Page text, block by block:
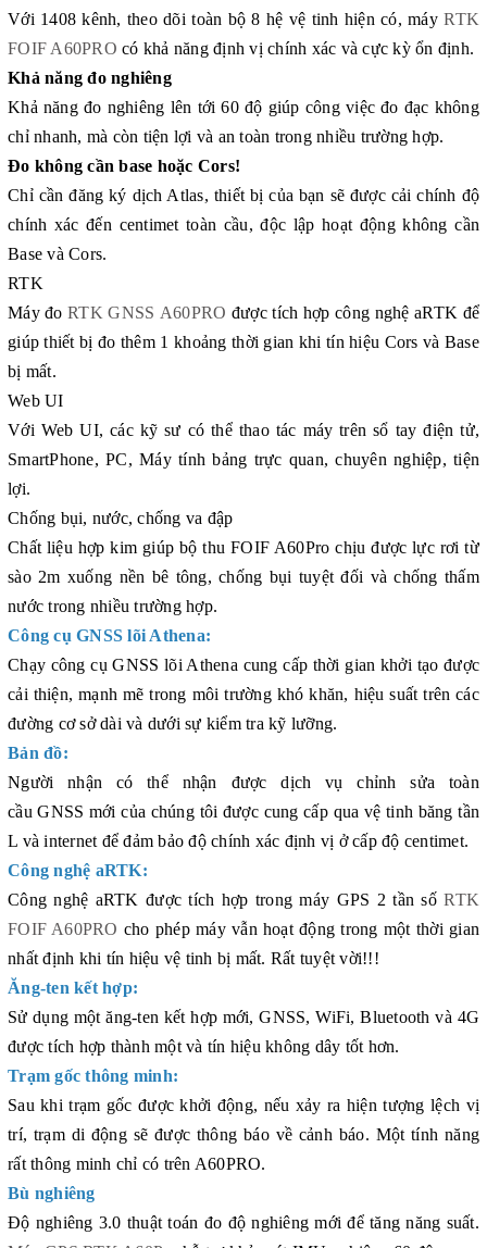
Với 1408 kênh, theo dõi toàn bộ 8 hệ vệ tinh hiện có, máyRTK
FOIF A60PRO có khả năng định vị chính xác và cực kỳ ổn định.
Khả năng đo nghiêng
Khả năng đo nghiêng lên tới 60 độ giúp công việc đo đạc không
chỉ nhanh, mà còn tiện lợi và an toàn trong nhiều trường hợp.
Đo không cần base hoặc Cors!
Chỉ cần đăng ký dịch Atlas, thiết bị của bạn sẽ được cải chính độ
chính xác đến centimet toàn cầu, độc lập hoạt động không cần
Base và Cors.
RTK
Máy đoRTK GNSS A60PRO được tích hợp công nghệ aRTK để
giúp thiết bị đo thêm 1 khoảng thời gian khi tín hiệu Cors và Base
bị mất.
Web UI
Với Web UI, các kỹ sư có thể thao tác máy trên sổ tay điện tử,
SmartPhone, PC, Máy tính bảng trực quan, chuyên nghiệp, tiện
lợi.
Chống bụi, nước, chống va đập
Chất liệu hợp kim giúp bộ thu FOIF A60Pro chịu được lực rơi từ
sào 2m xuống nền bê tông, chống bụi tuyệt đối và chống thấm
nước trong nhiều trường hợp.
Công cụ GNSS lõi Athena:
Chạy công cụ GNSS lõi Athena cung cấp thời gian khởi tạo được
cải thiện, mạnh mẽ trong môi trường khó khăn, hiệu suất trên các
đường cơ sở dài và dưới sự kiểm tra kỹ lưỡng.
Bản đồ:
Người nhận có thể nhận được dịch vụ chỉnh sửa toàn
cầu GNSS mới của chúng tôi được cung cấp qua vệ tinh băng tần
L và internet để đảm bảo độ chính xác định vị ở cấp độ centimet.
Công nghệ aRTK:
Công nghệ aRTK được tích hợp trong máy GPS 2 tần sốRTK
FOIF A60PRO cho phép máy vẫn hoạt động trong một thời gian
nhất định khi tín hiệu vệ tinh bị mất. Rất tuyệt vời!!!
Ăng-ten kết hợp:
Sử dụng một ăng-ten kết hợp mới, GNSS, WiFi, Bluetooth và 4G
được tích hợp thành một và tín hiệu không dây tốt hơn.
Trạm gốc thông minh:
Sau khi trạm gốc được khởi động, nếu xảy ra hiện tượng lệch vị
trí, trạm di động sẽ được thông báo về cảnh báo. Một tính năng
rất thông minh chỉ có trên A60PRO.
Bù nghiêng
Độ nghiêng 3.0 thuật toán đo độ nghiêng mới để tăng năng suất.